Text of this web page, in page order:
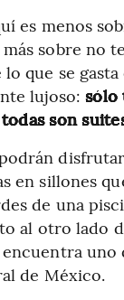
es menos
sobre no
que se
lujoso:sólo
son
en sillones
de una
al otro lado
encuentra uno
de México.